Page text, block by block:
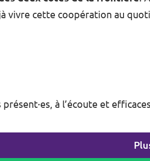
vivre cette coopération au
à l’écoute et